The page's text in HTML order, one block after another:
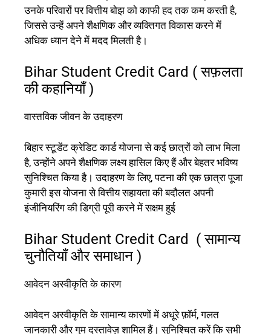
उनके परिवारों पर वित्तीय बोझ को काफी हद तक कम करती है,
जिससे उन्हें अपने शैक्षणिक और व्यक्तिगत विकास करने में
अधिक ध्यान देने में मदद मिलती है।
Bihar Student Credit Card ( सफ़लता
की कहानियाँ )
वास्तविक जीवन के उदाहरण
बिहार स्टूडेंट क्रेडिट कार्ड योजना से कई छात्रों को लाभ मिला
है, उन्होंने अपने शैक्षणिक लक्ष्य हासिल किए हैं और बेहतर भविष्य
सुनिश्चित किया है। उदाहरण के लिए, पटना की एक छात्रा पूजा
कुमारी इस योजना से वित्तीय सहायता की बदौलत अपनी
इंजीनियरिंग की डिग्री पूरी करने में सक्षम हुई
Bihar Student Credit Card (सामान्य
चुनौतियाँ और समाधान )
आवेदन अस्वीकृति के कारण
आवेदन अस्वीकृति के सामान्य कारणों में अधूरे फ़ॉर्म, गलत
जानकारी और गुम दस्तावेज़ शामिल हैं। सुनिश्चित करें कि सभी